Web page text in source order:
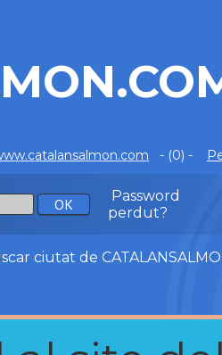
- (0) -
Password
perdut?
ciutat de